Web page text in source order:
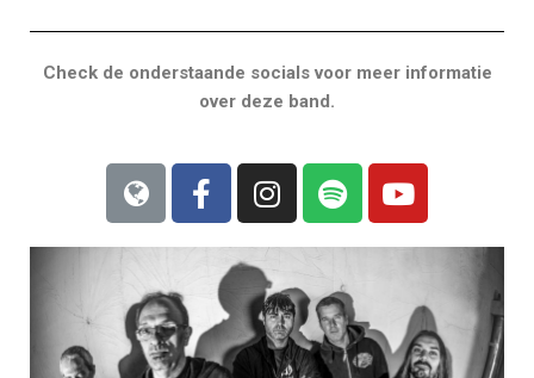
Check de onderstaande socials voor meer informatie
over deze band.